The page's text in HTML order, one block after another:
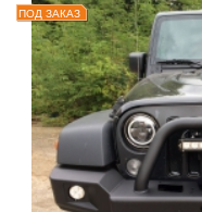
ПОД ЗАКАЗ